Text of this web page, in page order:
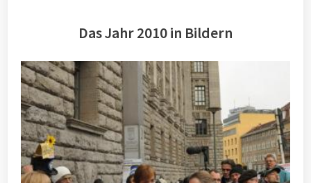
Das Jahr 2010 in Bildern